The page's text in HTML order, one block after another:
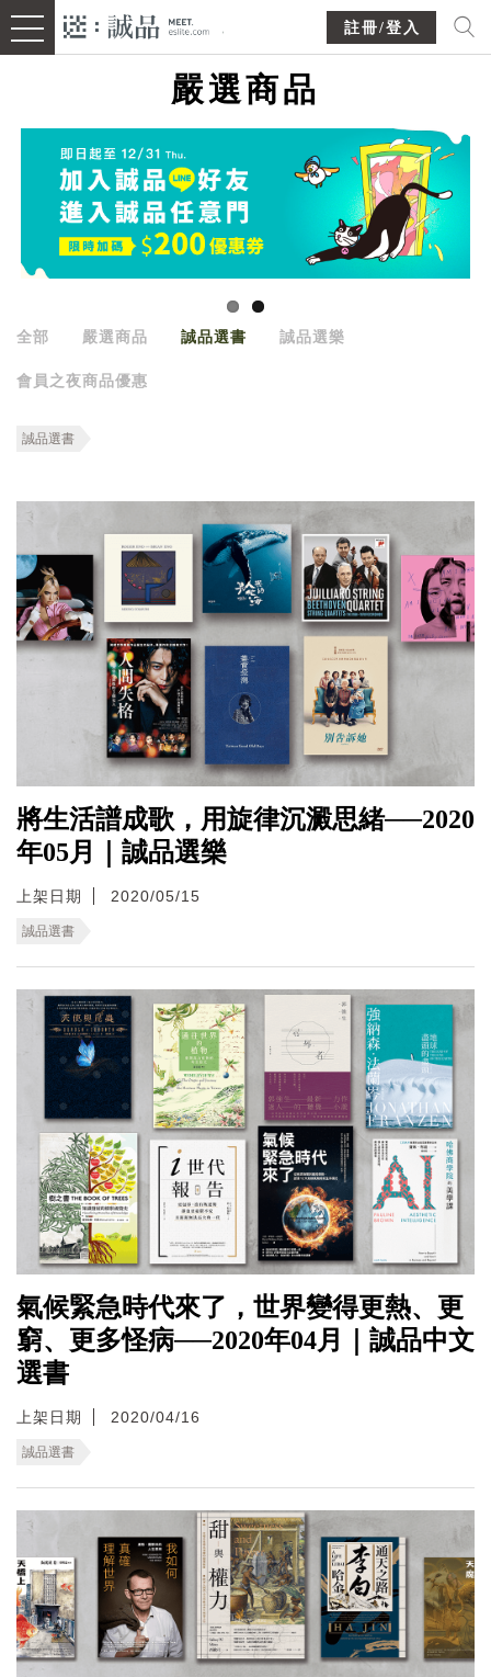
註冊/登入
嚴選商品
全部 嚴選商品 誠品選書 誠品選樂
會員之夜商品優惠
誠品選書
將生活譜成歌，用旋律沉澱思緒──2020
年05月｜誠品選樂
上架日期 2020/05/15
誠品選書
氣候緊急時代來了，世界變得更熱、更
窮、更多怪病──2020年04月｜誠品中文
選書
上架日期 2020/04/16
誠品選書